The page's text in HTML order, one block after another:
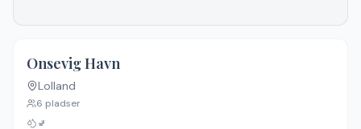
Onsevig Havn
Lolland
6 pladser
🚽